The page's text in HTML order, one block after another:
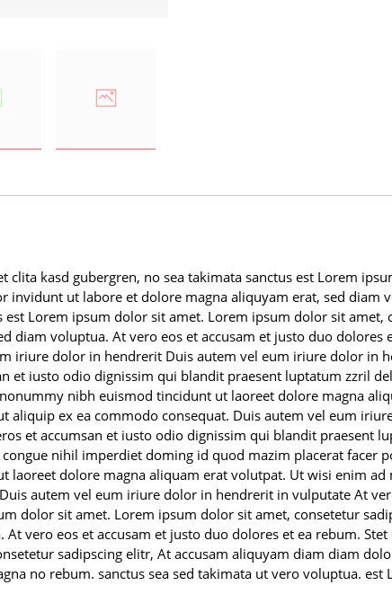
clita kasd gubergren, no sea takimata sanctus est Lorem
ut labore et dolore magna aliquyam erat, sed diam
est Lorem ipsum dolor sit amet. Lorem ipsum dolor sit
voluptua. At vero eos et accusam et justo duo dolores
iriure dolor in hendrerit Duis autem vel eum iriure dolor in
et iusto odio dignissim qui blandit praesent luptatum zzril
nibh euismod tincidunt ut laoreet dolore magna
ex ea commodo consequat. Duis autem vel eum
et accumsan et iusto odio dignissim qui blandit praesent
nihil imperdiet doming id quod mazim placerat facer
dolore magna aliquam erat volutpat. Ut wisi enim
autem vel eum iriure dolor in hendrerit in vulputate At
dolor sit amet. Lorem ipsum dolor sit amet, consetetur
vero eos et accusam et justo duo dolores et ea rebum.
sadipscing elitr, At accusam aliquyam diam diam
no rebum. sanctus sea sed takimata ut vero voluptua.